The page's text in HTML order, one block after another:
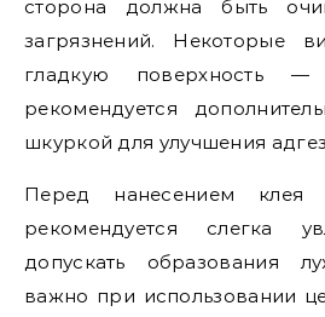
сторона должна быть
загрязнений. Некоторые
гладкую поверхность
рекомендуется
шкуркой для улучшения
Перед нанесением клея
рекомендуется слегка
допускать образования
важно при использовании